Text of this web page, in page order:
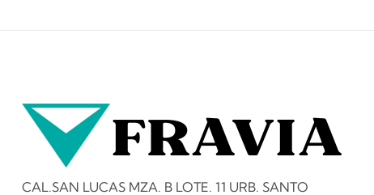
CAL.SAN LUCAS MZA. B LOTE. 11 URB. SANTO